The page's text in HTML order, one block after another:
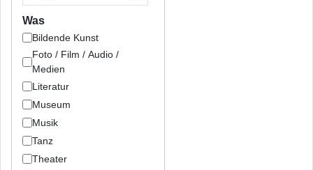
Was
Bildende Kunst
Foto / Film / Audio /
Medien
Literatur
Museum
Musik
Tanz
Theater